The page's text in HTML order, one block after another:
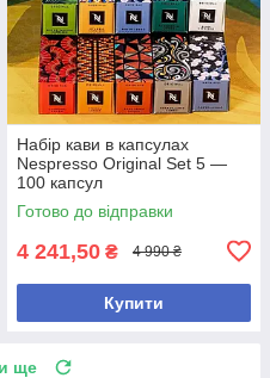
Набір кави в капсулах
Nespresso Original Set 5 —
100 капсул
Готово до відправки
4 241,50 ₴ 4 990 ₴
Купити
ще